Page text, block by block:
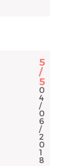
5
/
5
0
4
/
0
6
/
2
0
1
8